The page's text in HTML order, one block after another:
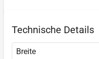
Technische Details
Breite